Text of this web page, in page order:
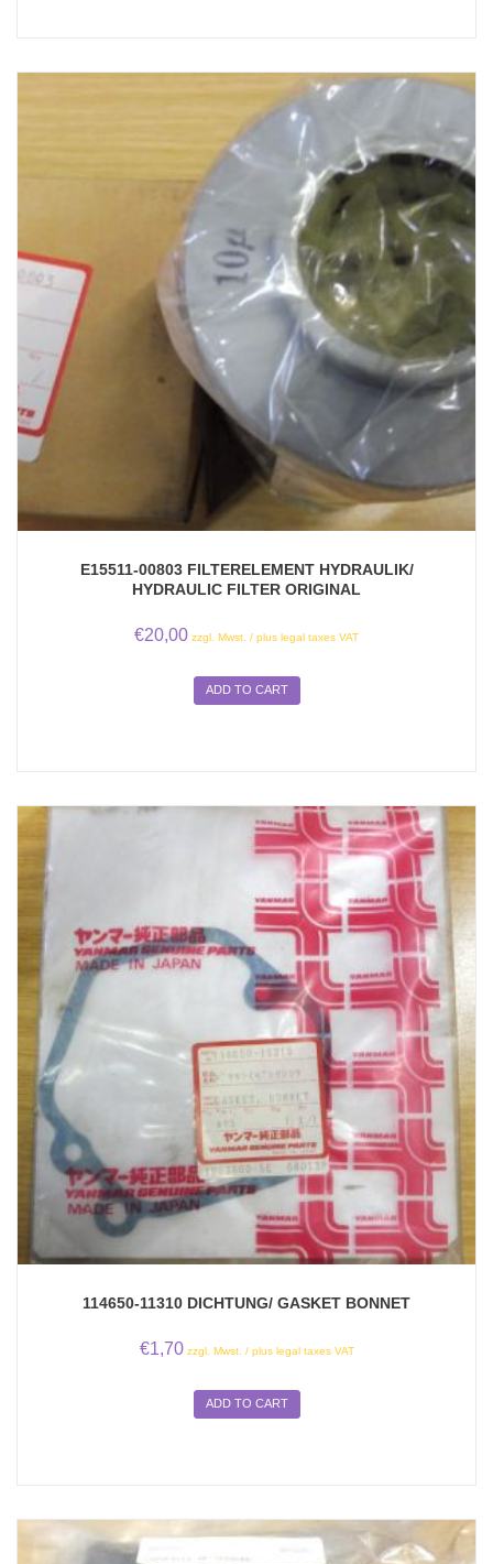
E15511-00803 FILTERELEMENT HYDRAULIK/
HYDRAULIC FILTER ORIGINAL
€20,00 zzgl. Mwst. / plus legal taxes VAT
ADD TO CART
114650-11310 DICHTUNG/ GASKET BONNET
€1,70 zzgl. Mwst. / plus legal taxes VAT
ADD TO CART